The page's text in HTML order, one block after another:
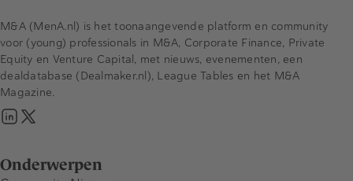
Onderwerpen
M&A (MenA.nl) is het toonaangevende platform en community
voor (young) professionals in M&A, Corporate Finance, Private
Equity en Venture Capital, met nieuws, evenementen, een
dealdatabase (Dealmaker.nl), League Tables en het M&A
Magazine.